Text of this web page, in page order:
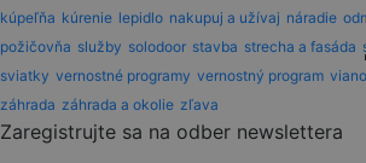
kúpeľňa kúrenie lepidlo nakupuj a užívaj náradie
požičovňa služby solodoor stavba strecha a fasáda
sviatky vernostné programy vernostný program
záhrada záhrada a okolie zľava
Zaregistrujte sa na odber newslettera